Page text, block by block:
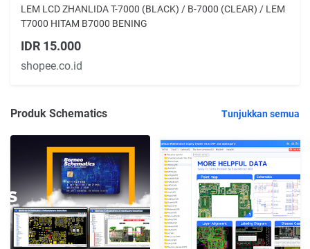
LEM LCD ZHANLIDA T-7000 (BLACK) / B-7000 (CLEAR) / LEM
T7000 HITAM B7000 BENING
IDR 15.000
shopee.co.id
Produk Schematics Tunjukkan semua